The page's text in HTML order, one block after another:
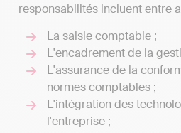
responsabilités incluent entre
La saisie comptable ;
L'encadrement de la
L'assurance de la
normes comptables ;
L'intégration des
l'entreprise ;